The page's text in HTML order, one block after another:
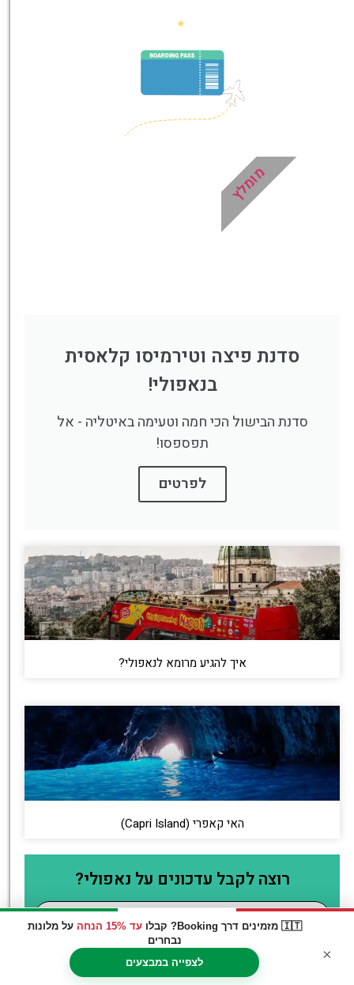
🇮🇹 מזמינים דרך Booking? קבלו עד 15% הנחה
על מלונות
נבחרים
לצפייה במבצעים
×
הדרכה מקצועית ואינפורמטיבית
במיוחד עבורכם!
לחצו פה!
סדנת פיצה וטירמיסו קלאסית
בנאפולי!
סדנת הבישול הכי חמה וטעימה באיטליה - אל
תפספסו!
לפרטים
מומלץ
איך להגיע מרומא לנאפולי?
האי קאפרי (Capri Island)
רוצה לקבל עדכונים על נאפולי?